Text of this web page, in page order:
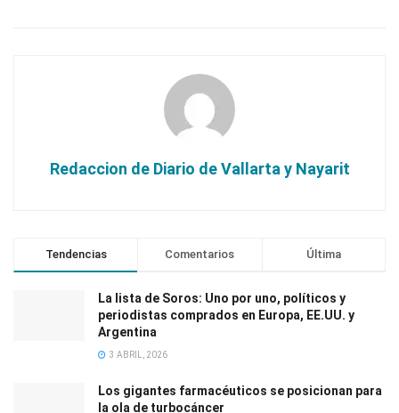
Redaccion de Diario de Vallarta y Nayarit
Tendencias Comentarios Última
La lista de Soros: Uno por uno, políticos y
periodistas comprados en Europa, EE.UU. y
Argentina
3 ABRIL, 2026
Los gigantes farmacéuticos se posicionan para
la ola de turbocáncer